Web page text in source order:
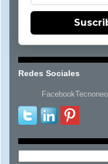
Redes Sociales
FacebookTecnoneo